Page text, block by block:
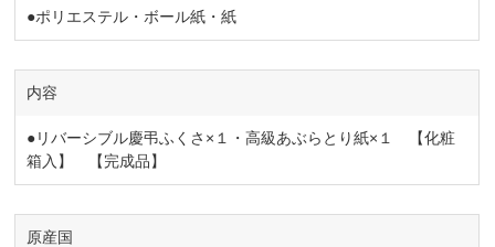
●ポリエステル・ボール紙・紙
内容
●リバーシブル慶弔ふくさ×１・高級あぶらとり紙×１ 【化粧
箱入】 【完成品】
原産国